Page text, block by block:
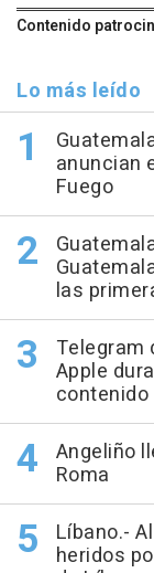
Contenido
Lo más leído
anuncian
Fuego
las
Telegram
Apple
Angeliño
Roma
Líbano.-
heridos